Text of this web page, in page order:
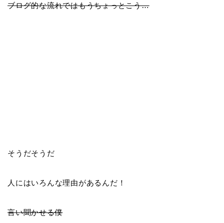
ブログ的な流れではもうちょっとこう…
そうだそうだ
人にはいろんな理由があるんだ！
言い聞かせる僕